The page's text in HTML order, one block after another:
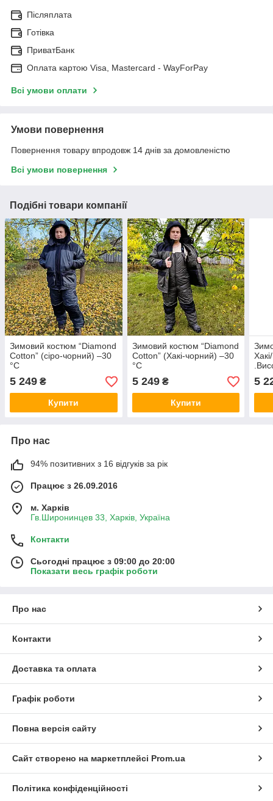
Післяплата
Готівка
ПриватБанк
Оплата картою Visa, Mastercard - WayForPay
Всі умови оплати
Умови повернення
Повернення товару впродовж 14 днів за домовленістю
Всі умови повернення
Подібні товари компанії
Зимовий костюм “Diamond
Cotton” (сіро-чорний) –30
°C
5 249 ₴
Купити
Зимовий костюм “Diamond
Cotton” (Хакі-чорний) –30
°C
5 249₴
Купити
5
Про нас
94% позитивних з 16 відгуків за рік
Працює з 26.09.2016
м. Харків
Гв.Широнинцев 33, Харків, Україна
Контакти
Сьогодні працює з 09:00 до 20:00
Показати весь графік роботи
Про нас
Контакти
Доставка та оплата
Графік роботи
Повна версія сайту
Сайт створено на маркетплейсі Prom.ua
Політика конфіденційності